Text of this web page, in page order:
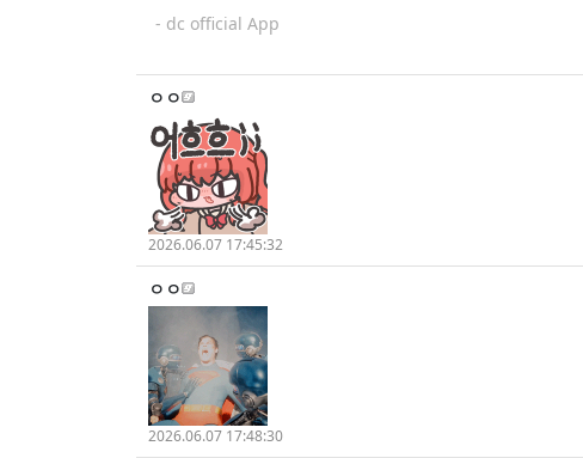
- dc official App
ㅇㅇ
2026.06.07 17:45:32
ㅇㅇ
2026.06.07 17:48:30